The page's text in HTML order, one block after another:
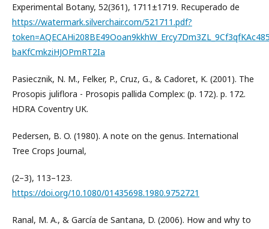
Experimental Botany, 52(361), 1711±1719. Recuperado de
https://watermark.silverchair.com/521711.pdf?
baKfCmkziHJOPmRT2Ia
Pasiecznik, N. M., Felker, P., Cruz, G., & Cadoret, K. (2001). The
Prosopis juliflora - Prosopis pallida Complex: (p. 172). p. 172.
HDRA Coventry UK.
Pedersen, B. O. (1980). A note on the genus. International
Tree Crops Journal,
(2–3), 113–123.
https://doi.org/10.1080/01435698.1980.9752721
Ranal, M. A., & García de Santana, D. (2006). How and why to